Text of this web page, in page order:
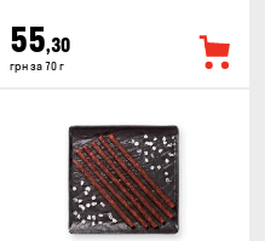
55,30
грн за 70 г